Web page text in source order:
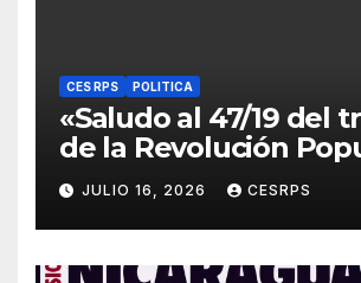
CES RPS POLITICA
«Saludo al 47/19 del
de la Revolución
Sandinista : Siempre +
JULIO 16, 2026 CESRPS